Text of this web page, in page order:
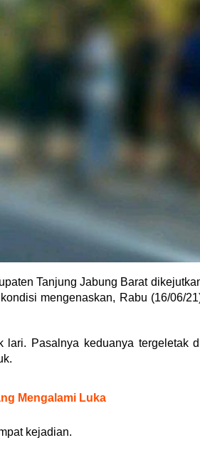
Tanjung Jabung Barat
mengenaskan, Rabu (16/06/
lari. Pasalnya keduanya tergeletak
Mengalami Luka
kejadian.